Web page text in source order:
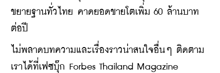
ขยายฐานทั่วไทย คาดยอดขายโตเพิ่ม 60 ล้านบาท
ต่อปี
ไม่พลาดบทความและเรื่องราวน่าสนใจอื่นๆ ติดตาม
เราได้ที่เฟซบุ๊ก Forbes Thailand Magazine